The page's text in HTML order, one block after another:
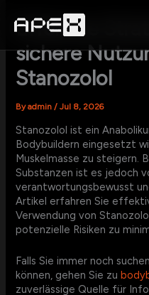
contentEffektive
sichere
Stanozolol
Byadmin/Jul 8, 2026
Stanozolol ist ein
Bodybuildern eingesetzt
Muskelmasse zu steigern.
Substanzen ist es jedoch
verantwortungsbewusst
Artikel erfahren Sie
Verwendung von
potenzielle Risiken zu
Falls Sie immer noch
können, gehen Sie zu
zuverlässige Quelle für